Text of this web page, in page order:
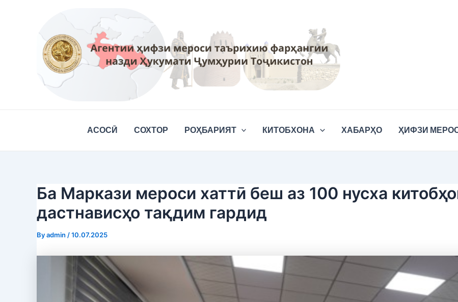
АСОСӢ СОХТОР РОҲБАРИЯТ КИТОБХОНА ХАБАРҲО ҲИФЗИ
Ба Маркази мероси хаттӣ беш аз 100 нусха
дастнависҳо тақдим гардид
Byadmin /10.07.2025